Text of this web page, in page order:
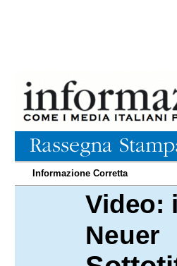
Informazione Corretta
Video:
Neuer